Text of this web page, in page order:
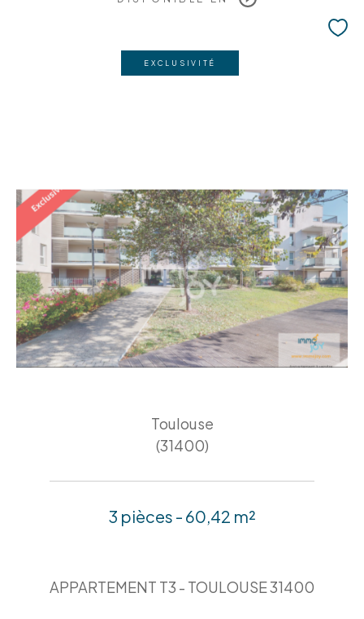
EXCLUSIVITÉ
Toulouse
(31400)
3 pièces - 60,42 m²
APPARTEMENT T3 - TOULOUSE 31400